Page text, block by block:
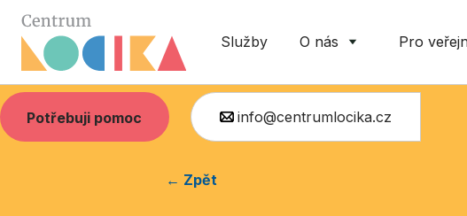
Služby O nás Pro
Potřebuji pomoc info@centrumlocika.cz
← Zpět